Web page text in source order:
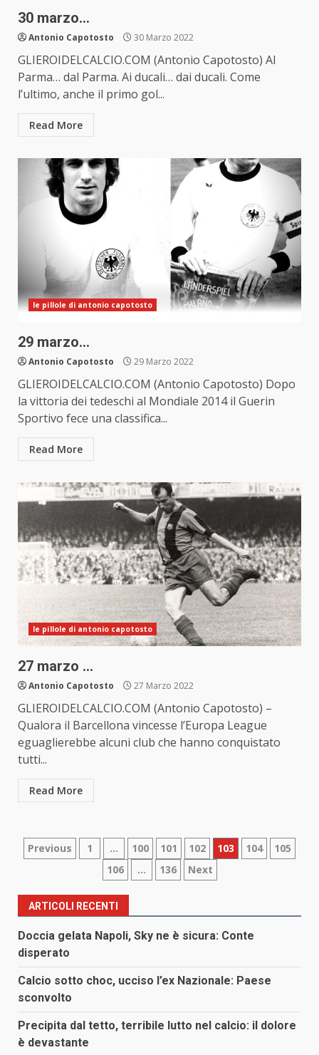
30 marzo…
Antonio Capotosto 30 Marzo 2022
GLIEROIDELCALCIO.COM (Antonio Capotosto) Al
Parma… dal Parma. Ai ducali… dai ducali. Come
l’ultimo, anche il primo gol...
Read More
le pillole di antonio capotosto
29 marzo…
Antonio Capotosto 29 Marzo 2022
GLIEROIDELCALCIO.COM (Antonio Capotosto) Dopo
la vittoria dei tedeschi al Mondiale 2014 il Guerin
Sportivo fece una classifica...
Read More
le pillole di antonio capotosto
27 marzo …
Antonio Capotosto 27 Marzo 2022
GLIEROIDELCALCIO.COM (Antonio Capotosto) –
Qualora il Barcellona vincesse l’Europa League
eguaglierebbe alcuni club che hanno conquistato
tutti...
Read More
Paginazione
articoli
Previous 1 … 100 101 102 103 104
105
106
… 136 Next
ARTICOLI RECENTI
Doccia gelata Napoli, Sky ne è sicura: Conte
disperato
Calcio sotto choc, ucciso l’ex Nazionale: Paese
sconvolto
Precipita dal tetto, terribile lutto nel calcio: il dolore
è devastante